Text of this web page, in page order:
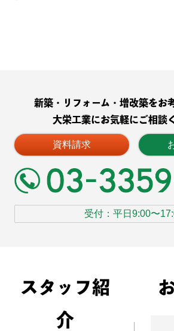
新築・リフォーム・増改築をお
大栄工業にお気軽にご相談
資料請求
受付：平日9:00〜
スタッフ紹
介